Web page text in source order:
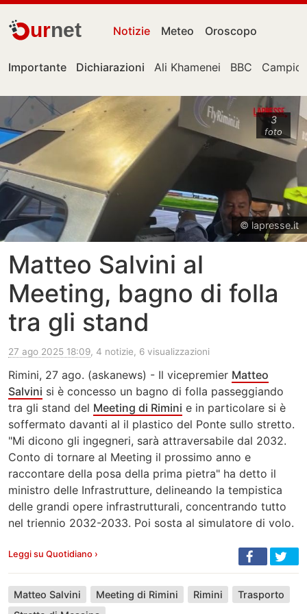
urnet Notizie Meteo Oroscopo
Importante Dichiarazioni Ali Khamenei BBC
3
foto
© lapresse.it
Matteo Salvini al
Meeting, bagno di folla
tra gli stand
27 ago 2025 18:09, 4 notizie, 6 visualizzazioni
Rimini, 27 ago. (askanews) - Il vicepremier Matteo
Salvini si è concesso un bagno di folla passeggiando
tra gli stand del Meeting di Rimini e in particolare si è
soffermato davanti al il plastico del Ponte sullo stretto.
"Mi dicono gli ingegneri, sarà attraversabile dal 2032.
Conto di tornare al Meeting il prossimo anno e
raccontare della posa della prima pietra" ha detto il
ministro delle Infrastrutture, delineando la tempistica
delle grandi opere infrastrutturali, concentrando tutto
nel triennio 2032-2033. Poi sosta al simulatore di volo.
Leggi su Quotidiano ›
Matteo Salvini Meeting di Rimini Rimini
Trasporto